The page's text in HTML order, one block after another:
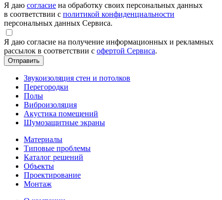
Я даю согласие на обработку своих персональных данных
в соответствии с политикой конфиденциальности
персональных данных Сервиса.
Я даю согласие на получение информационных и рекламных
рассылок в соответствии с офертой Сервиса.
Звукоизоляция стен и потолков
Перегородки
Полы
Виброизоляция
Акустика помещений
Шумозащитные экраны
Материалы
Типовые проблемы
Каталог решений
Объекты
Проектирование
Монтаж